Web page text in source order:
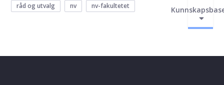
råd og utvalg nv nv-fakultetet